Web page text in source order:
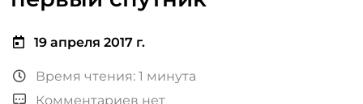
19 апреля 2017 г.
Время чтения: 1 минута
Комментариев нет